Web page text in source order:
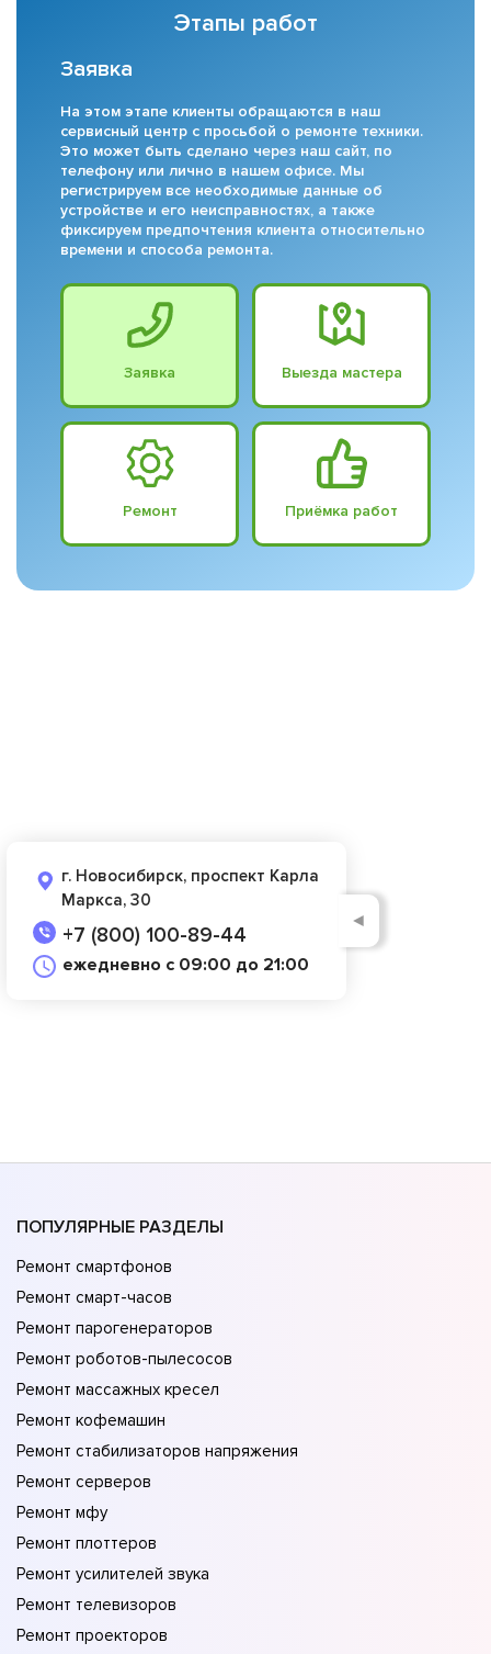
Этапы работ
Заявка
На этом этапе клиенты обращаются в наш
сервисный центр с просьбой о ремонте техники.
Это может быть сделано через наш сайт, по
телефону или лично в нашем офисе. Мы
регистрируем все необходимые данные об
устройстве и его неисправностях, а также
фиксируем предпочтения клиента относительно
времени и способа ремонта.
Заявка Выезда мастера
Ремонт Приёмка работ
г. Новосибирск, проспект Карла
Маркса, 30
+7 (800) 100-89-44
ежедневно с 09:00 до 21:00
◄
ПОПУЛЯРНЫЕ РАЗДЕЛЫ
Ремонт смартфонов
Ремонт смарт-часов
Ремонт парогенераторов
Ремонт роботов-пылесосов
Ремонт массажных кресел
Ремонт кофемашин
Ремонт стабилизаторов напряжения
Ремонт серверов
Ремонт мфу
Ремонт плоттеров
Ремонт усилителей звука
Ремонт телевизоров
Ремонт проекторов